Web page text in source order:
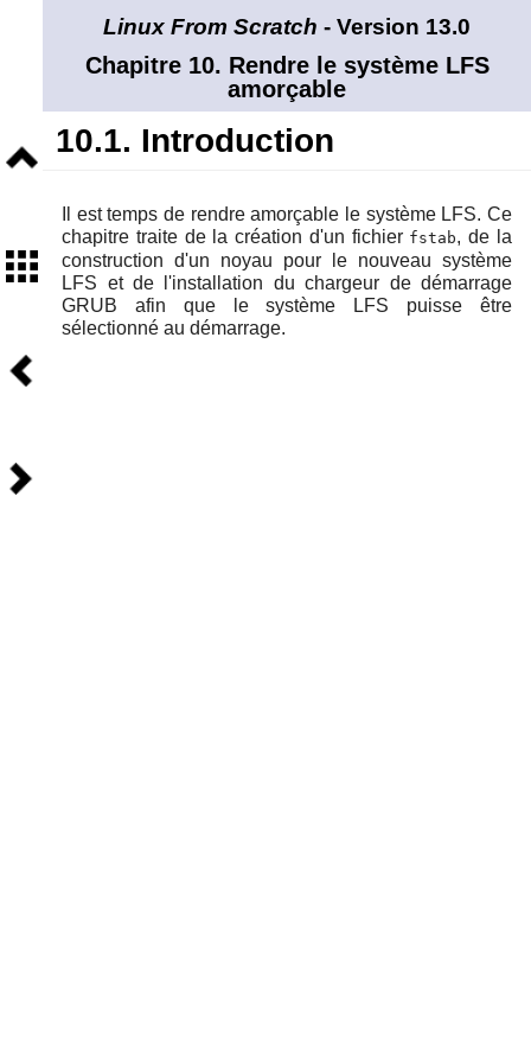
Linux From Scratch - Version 13.0
Chapitre 10. Rendre le système LFS
amorçable
10.1. Introduction
Il est temps de rendre amorçable le système LFS. Ce
chapitre traite de la création d'un fichier fstab, de la
construction d'un noyau pour le nouveau système
LFS et de l'installation du chargeur de démarrage
GRUB afin que le système LFS puisse être
sélectionné au démarrage.
Niveau
Sommaire